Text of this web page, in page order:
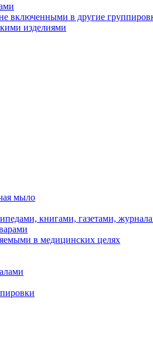
включенными в другие
изделиями
мыло
книгами, газетами,
в медицинских целях